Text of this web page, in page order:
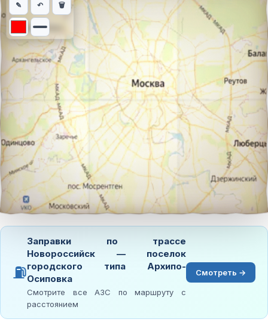
✎ ↶ 🗑
⛽
Заправки по трассе
Новороссийск — поселок
городского типа Архипо-
Осиповка
Смотрите все АЗС по маршруту с
расстоянием
Смотреть →